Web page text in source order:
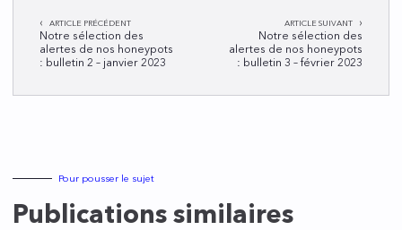
de
l’article
ARTICLE PRÉCÉDENT
Notre sélection des
alertes de nos honeypots
: bulletin 2 – janvier 2023
ARTICLE SUIVANT
Notre sélection des
alertes de nos honeypots
: bulletin 3 – février 2023
Pour pousser le sujet
Publications similaires